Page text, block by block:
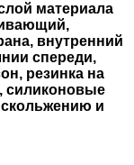
материала
внутренний
спереди,
резинка на
силиконовые
и